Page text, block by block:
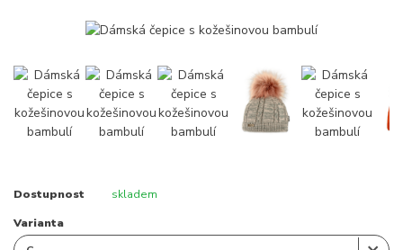
Dostupnost skladem
Varianta